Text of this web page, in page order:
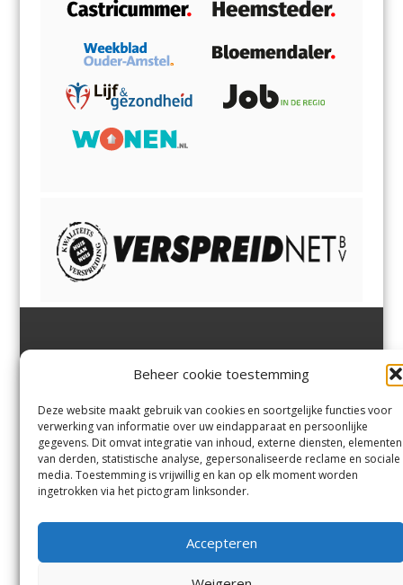
Beheer cookie toestemming
Deze website maakt gebruik van cookies en soortgelijke functies voor
verwerking van informatie over uw eindapparaat en persoonlijke
gegevens. Dit omvat integratie van inhoud, externe diensten, elementen
van derden, statistische analyse, gepersonaliseerde reclame en sociale
media. Toestemming is vrijwillig en kan op elk moment worden
ingetrokken via het pictogram linksonder.
Accepteren
Margadantstraat 34
0255-533900
info@jutter.nlofinfo@hofgee
st.nl
Velserbroek,Velsen-Zuid,
Zuid,Driehuisen
Spaarnwoude.
Contact
Andere uitgaven
Voorwaarden